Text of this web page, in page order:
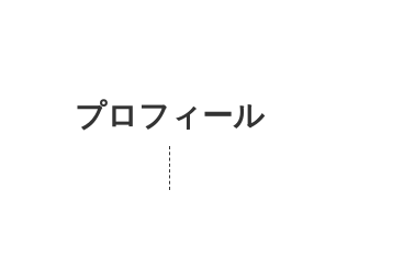
プロフィール